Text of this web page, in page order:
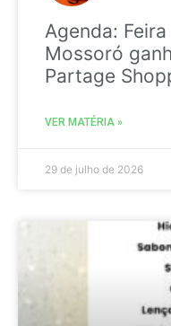
Agenda:
Mossoró
Partage
VER MATÉRIA »
29 de julho de 2026